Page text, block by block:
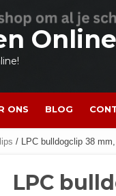
Online
ONS BLOG
/ LPC bulldogclip 38
LPC